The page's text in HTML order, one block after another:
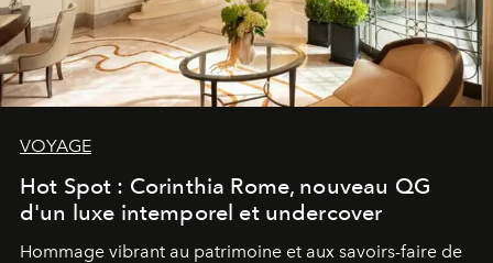
VOYAGE
Hot Spot : Corinthia Rome, nouveau QG
d'un luxe intemporel et undercover
Hommage vibrant au patrimoine et aux savoirs-faire de